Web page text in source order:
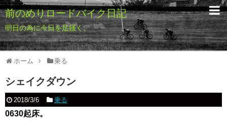
前のめりロードバイク日記
明日の為に今日を足掻く。
ホーム 乗る
シェイクダウン
2018/3/6 乗る
0630起床。